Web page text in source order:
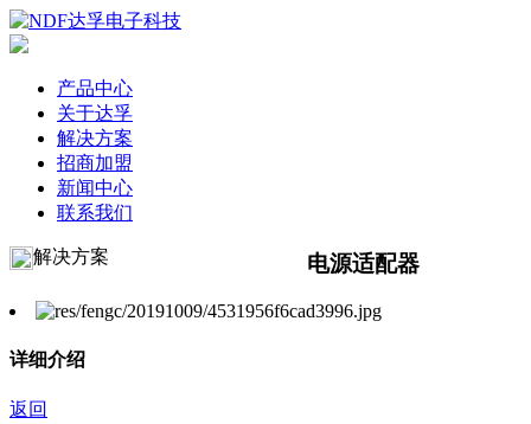
产品中心
关于达孚
解决方案
招商加盟
新闻中心
联系我们
解决方案 电源适配器
详细介绍
返回